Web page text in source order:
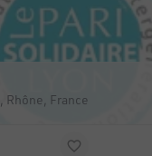
Rhône, France